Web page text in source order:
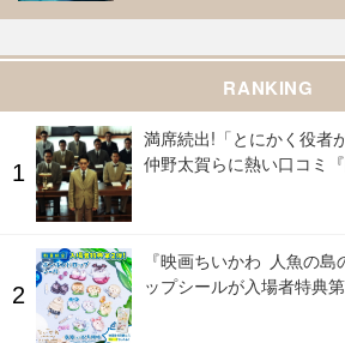
RANKING
満席続出!「とにかく役者
仲野太賀らに熱い口コミ『
『映画ちいかわ 人魚の島
ップシールが入場者特典